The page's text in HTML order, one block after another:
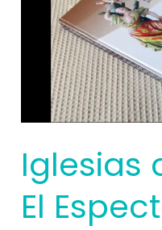
Iglesias
El
Espectador